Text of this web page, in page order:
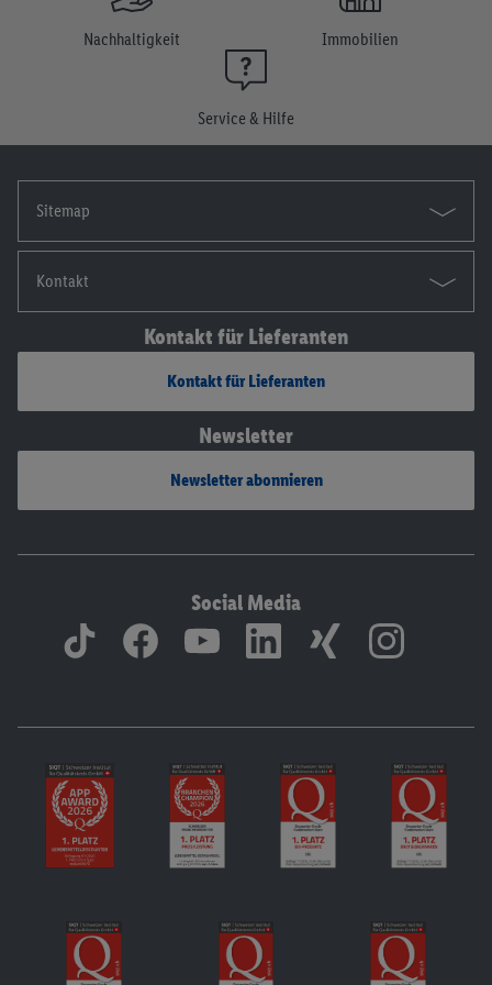
Nachhaltigkeit Immobilien
Service & Hilfe
Sitemap
Kontakt
Kontakt für Lieferanten
Kontakt für Lieferanten
Newsletter
Newsletter abonnieren
Social Media
Die Impressen findest du hier.